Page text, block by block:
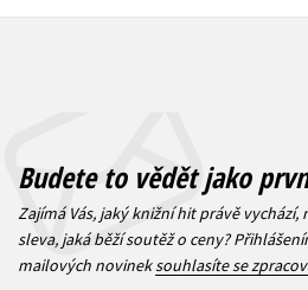
Budete to vědět jako
Zajímá Vás, jaký knižní hit právě vychází,
sleva, jaká běží soutěž o ceny?
mailových novineksouhlasíte se